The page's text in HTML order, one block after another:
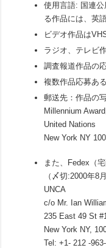
使用言語: 国連
る作品には、英
ビデオ作品は
ラジオ、テレビ
調査報道作品の
複数作品応募あ
郵送先：作品の
Millennium
United Nations
New York NY
また、Fedex（
（〆切:2000年8
UNCA
c/o Mr. Ian
235 East 49 St
New York NY,
Tel: +1- 212 -